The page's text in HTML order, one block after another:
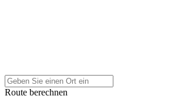
Route berechnen